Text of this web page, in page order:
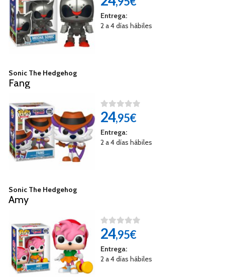
Entrega:
2 a 4 días hábiles
Sonic The Hedgehog
Fang
24,95€
Entrega:
2 a 4 días hábiles
Sonic The Hedgehog
Amy
24,95€
Entrega:
2 a 4 días hábiles